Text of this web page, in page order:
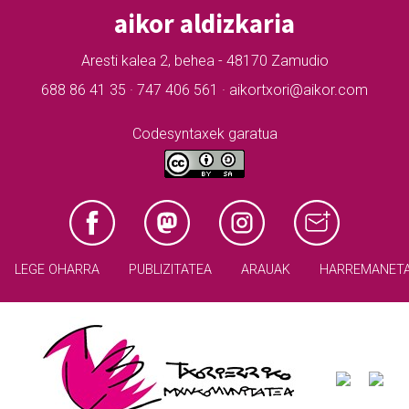
aikor aldizkaria
Aresti kalea 2, behea - 48170 Zamudio
688 86 41 35 · 747 406 561 · aikortxori@aikor.com
Codesyntaxek garatua
LEGE OHARRA PUBLIZITATEA ARAUAK